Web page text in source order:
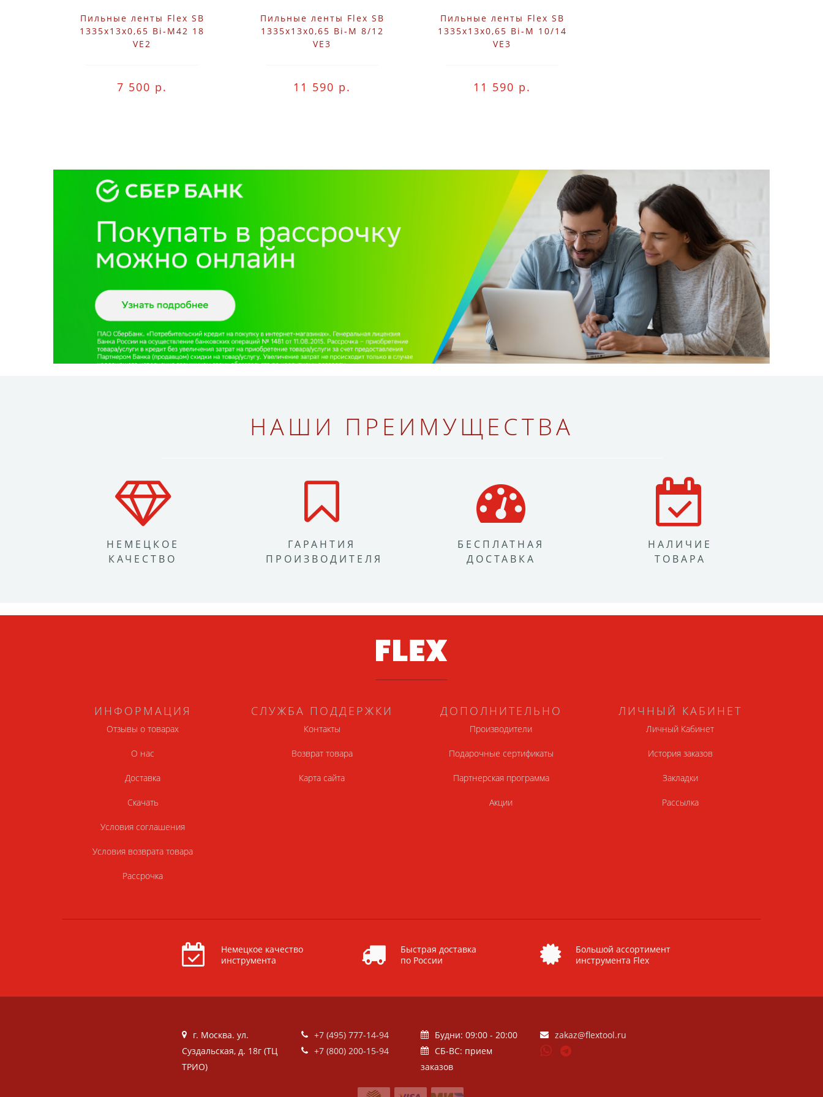
Пильные ленты Flex SB
1335x13x0,65 Bi-M42 18
VE2
7 500 р.
Пильные ленты Flex SB
1335x13x0,65 Bi-M 8/12
VE3
11 590 р.
Пильные ленты Flex SB
1335x13x0,65 Bi-M 10/14
VE3
11 590 р.
НАШИ ПРЕИМУЩЕСТВА
НЕМЕЦКОЕ
КАЧЕСТВО
ГАРАНТИЯ
ПРОИЗВОДИТЕЛЯ
БЕСПЛАТНАЯ
ДОСТАВКА
НАЛИЧИЕ
ТОВАРА
ИНФОРМАЦИЯ
Отзывы о товарах
О нас
Доставка
Скачать
Условия соглашения
Условия возврата товара
Рассрочка
СЛУЖБА ПОДДЕРЖКИ
Контакты
Возврат товара
Карта сайта
ДОПОЛНИТЕЛЬНО
Производители
Подарочные сертификаты
Партнерская программа
Акции
ЛИЧНЫЙ КАБИНЕТ
Личный Кабинет
История заказов
Закладки
Рассылка
Немецкое качество
инструмента
Быстрая доставка
по России
Большой ассортимент
инструмента Flex
г. Москва. ул.
Суздальская, д. 18г (ТЦ
ТРИО)
+7 (495) 777-14-94
+7 (800) 200-15-94
Будни: 09:00 - 20:00
СБ-ВС: прием
заказов
zakaz@flextool.ru